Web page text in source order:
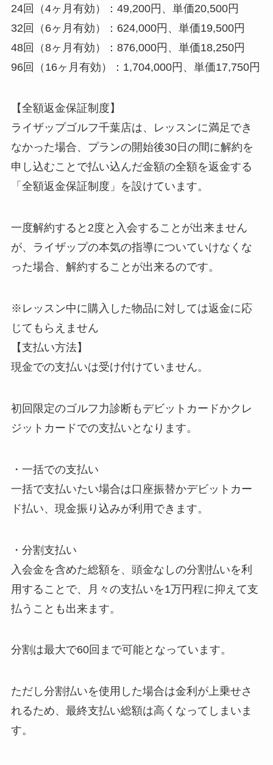
24回（4ヶ月有効）：49,200円、単価20,500円
32回（6ヶ月有効）：624,000円、単価19,500円
48回（8ヶ月有効）：876,000円、単価18,250円
96回（16ヶ月有効）：1,704,000円、単価17,750円
【全額返金保証制度】
ライザップゴルフ千葉店は、レッスンに満足でき
なかった場合、プランの開始後30日の間に解約を
申し込むことで払い込んだ金額の全額を返金する
「全額返金保証制度」を設けています。
一度解約すると2度と入会することが出来ません
が、ライザップの本気の指導についていけなくな
った場合、解約することが出来るのです。
※レッスン中に購入した物品に対しては返金に応
じてもらえません
【支払い方法】
現金での支払いは受け付けていません。
初回限定のゴルフ力診断もデビットカードかクレ
ジットカードでの支払いとなります。
・一括での支払い
一括で支払いたい場合は口座振替かデビットカー
ド払い、現金振り込みが利用できます。
・分割支払い
入会金を含めた総額を、頭金なしの分割払いを利
用することで、月々の支払いを1万円程に抑えて支
払うことも出来ます。
分割は最大で60回まで可能となっています。
ただし分割払いを使用した場合は金利が上乗せさ
れるため、最終支払い総額は高くなってしまいま
す。